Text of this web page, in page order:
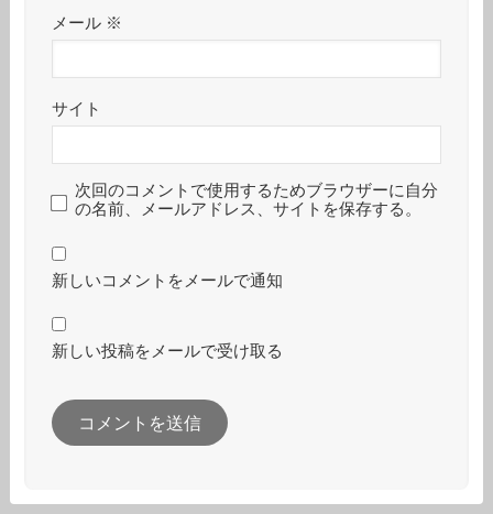
メール ※
サイト
次回のコメントで使用するためブラウザーに自分
の名前、メールアドレス、サイトを保存する。
新しいコメントをメールで通知
新しい投稿をメールで受け取る